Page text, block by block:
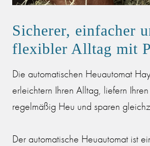
Sicherer, einfacher
flexibler Alltag mit
Die automatischen Heuautomat
erleichtern Ihren Alltag, liefern
regelmäßig Heu und sparen
Der automatische Heuautomat ist